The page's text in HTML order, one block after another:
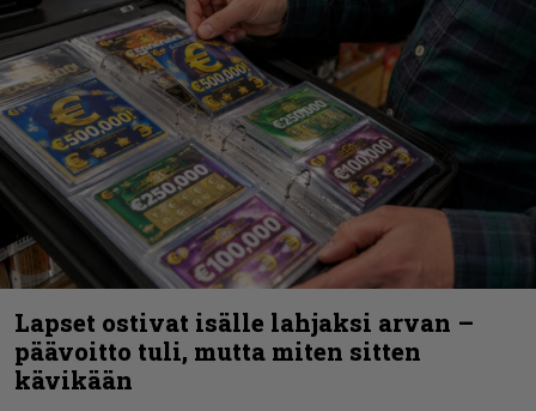
Lapset ostivat isälle lahjaksi arvan –
päävoitto tuli, mutta miten sitten
kävikään